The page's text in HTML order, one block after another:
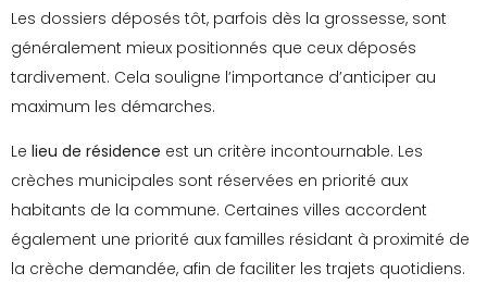
Les dossiers déposés tôt, parfois dès la grossesse, sont
généralement mieux positionnés que ceux déposés
tardivement. Cela souligne l’importance d’anticiper au
maximum les démarches.
Le lieu de résidence est un critère incontournable. Les
crèches municipales sont réservées en priorité aux
habitants de la commune. Certaines villes accordent
également une priorité aux familles résidant à proximité de
la crèche demandée, afin de faciliter les trajets quotidiens.